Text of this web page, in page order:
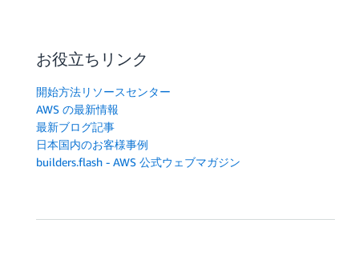
お役立ちリンク
開始方法リソースセンター
AWS の最新情報
最新ブログ記事
日本国内のお客様事例
builders.flash - AWS 公式ウェブマガジン